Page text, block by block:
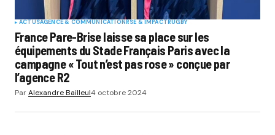
ACTUSAGENCE & COMMUNICATIONRSE & IMPACTRUGBY
France Pare-Brise laisse sa place sur les
équipements du Stade Français Paris avec la
campagne « Tout n’est pas rose » conçue par
l’agence R2
ParAlexandre Bailleul4 octobre 2024